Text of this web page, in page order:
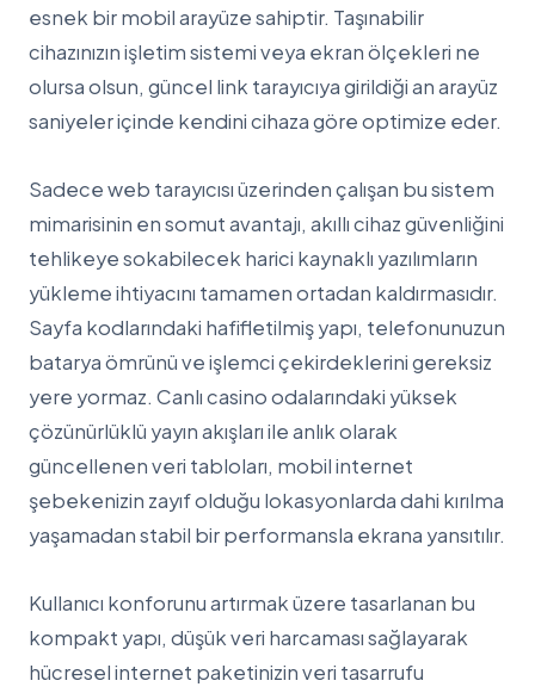
esnek bir mobil arayüze sahiptir. Taşınabilir
cihazınızın işletim sistemi veya ekran ölçekleri ne
olursa olsun, güncel link tarayıcıya girildiği an arayüz
saniyeler içinde kendini cihaza göre optimize eder.
Sadece web tarayıcısı üzerinden çalışan bu sistem
mimarisinin en somut avantajı, akıllı cihaz güvenliğini
tehlikeye sokabilecek harici kaynaklı yazılımların
yükleme ihtiyacını tamamen ortadan kaldırmasıdır.
Sayfa kodlarındaki hafifletilmiş yapı, telefonunuzun
batarya ömrünü ve işlemci çekirdeklerini gereksiz
yere yormaz. Canlı casino odalarındaki yüksek
çözünürlüklü yayın akışları ile anlık olarak
güncellenen veri tabloları, mobil internet
şebekenizin zayıf olduğu lokasyonlarda dahi kırılma
yaşamadan stabil bir performansla ekrana yansıtılır.
Kullanıcı konforunu artırmak üzere tasarlanan bu
kompakt yapı, düşük veri harcaması sağlayarak
hücresel internet paketinizin veri tasarrufu